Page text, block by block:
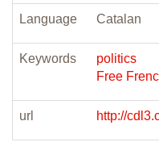
Language Catalan
Keywords
politics
Free
url http://